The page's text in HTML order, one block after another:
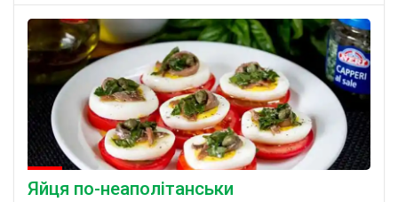
Яйця по-неаполітанськи